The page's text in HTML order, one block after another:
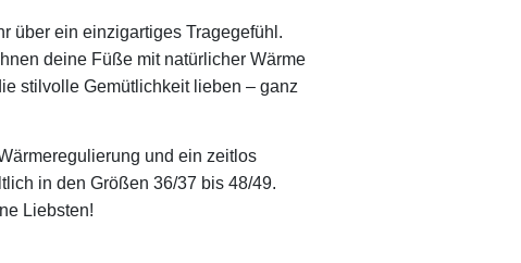
über ein einzigartiges Tragegefühl.
deine Füße mit natürlicher Wärme
stilvolle Gemütlichkeit lieben – ganz
und ein zeitlos
in den Größen 36/37 bis 48/49.
Liebsten!